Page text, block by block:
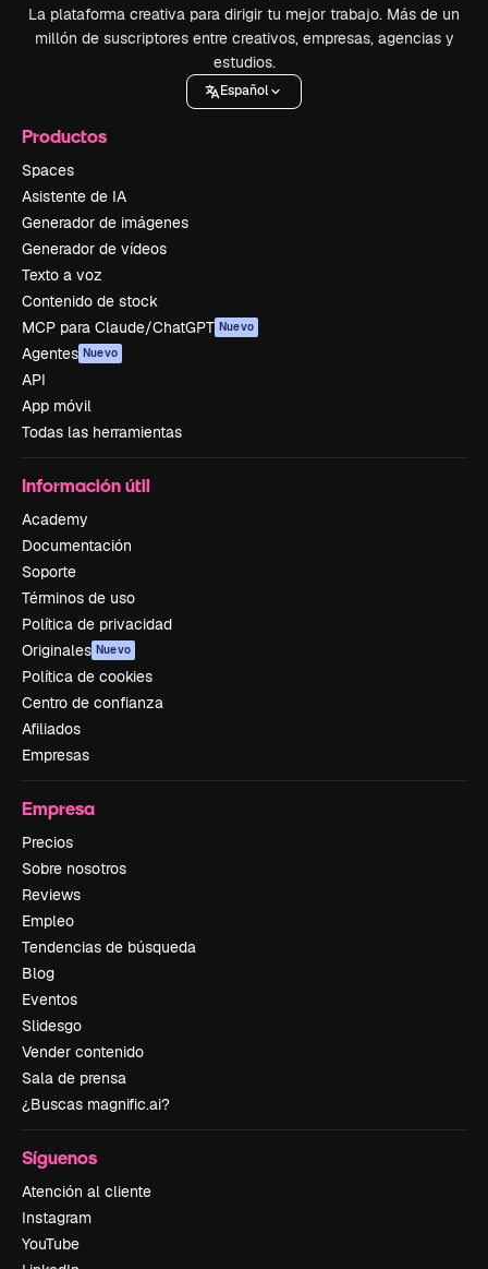
La plataforma creativa para dirigir tu mejor trabajo. Más de un
millón de suscriptores entre creativos, empresas, agencias y
estudios.
Español
Productos
Spaces
Asistente de IA
Generador de imágenes
Generador de vídeos
Texto a voz
Contenido de stock
MCP para Claude/ChatGPT Nuevo
Agentes Nuevo
API
App móvil
Todas las herramientas
Información útil
Academy
Documentación
Soporte
Términos de uso
Política de privacidad
Originales Nuevo
Política de cookies
Centro de confianza
Afiliados
Empresas
Empresa
Precios
Sobre nosotros
Reviews
Empleo
Tendencias de búsqueda
Blog
Eventos
Slidesgo
Vender contenido
Sala de prensa
¿Buscas magnific.ai?
Síguenos
Atención al cliente
Instagram
YouTube